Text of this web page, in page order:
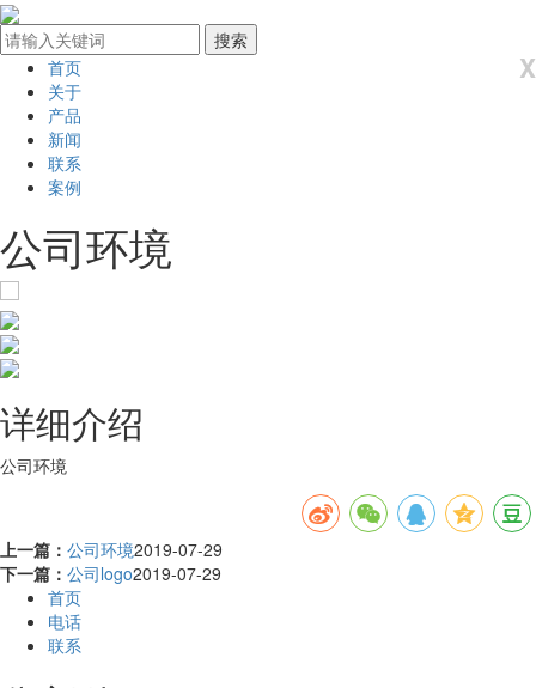
X
首页
关于
产品
新闻
联系
案例
公司环境
详细介绍
公司环境
上一篇： 公司环境2019-07-29
下一篇： 公司logo2019-07-29
首页
电话
联系